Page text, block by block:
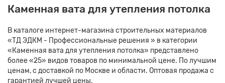
Каменная вата для утепления потолка
В каталоге интернет-магазина строительных материалов
«ТД ЭДКМ - Профессиональные решения » в категории
«Каменная вата для утепления потолка» представлено
более «25» видов товаров по минимальной цене. По лучшим
ценам, с доставкой по Москве и области. Оптовая продажа с
гарантией лучшей цены.